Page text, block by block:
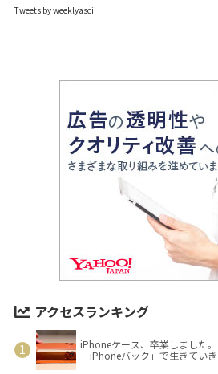
Tweets by weeklyascii
アクセスランキング
iPhoneケース、卒業しました
「iPhoneバック」で生きていき